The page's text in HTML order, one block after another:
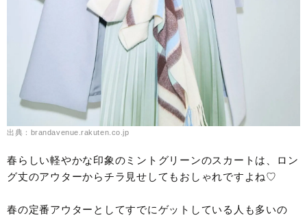
出典：brandavenue.rakuten.co.jp
春らしい軽やかな印象のミントグリーンのスカートは、ロン
グ丈のアウターからチラ見せしてもおしゃれですよね♡
春の定番アウターとしてすでにゲットしている人も多いの